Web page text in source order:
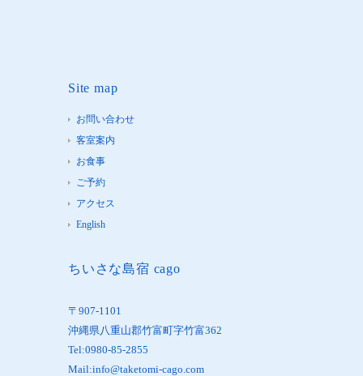
Site map
お問い合わせ
客室案内
お食事
ご予約
アクセス
English
ちいさな島宿 cago
〒907-1101
沖縄県八重山郡竹富町字竹富362
Tel:0980-85-2855
Mail:info@taketomi-cago.com